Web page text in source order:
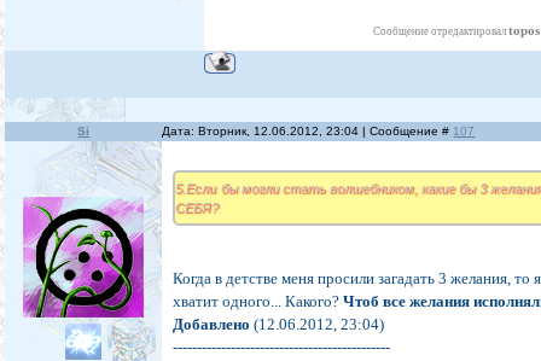
Сообщение отредактировалtopos
Si Дата: Вторник, 12.06.2012, 23:04 | Сообщение # 107
5.Если бы могли стать волшебником, какие бы 3
СЕБЯ?
Когда в детстве меня просили загадать 3 желания, то
хватит одного... Какого?Чтоб все желания
Добавлено (12.06.2012, 23:04)
---------------------------------------------